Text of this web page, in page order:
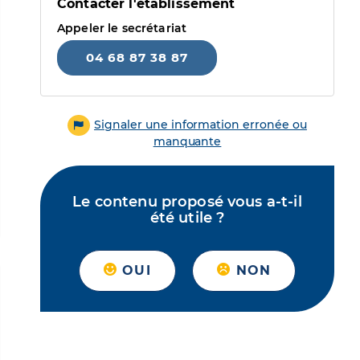
Contacter l'établissement
Appeler le secrétariat
04 68 87 38 87
Signaler une information erronée ou
manquante
Le contenu proposé vous a-t-il
été utile ?
OUI NON